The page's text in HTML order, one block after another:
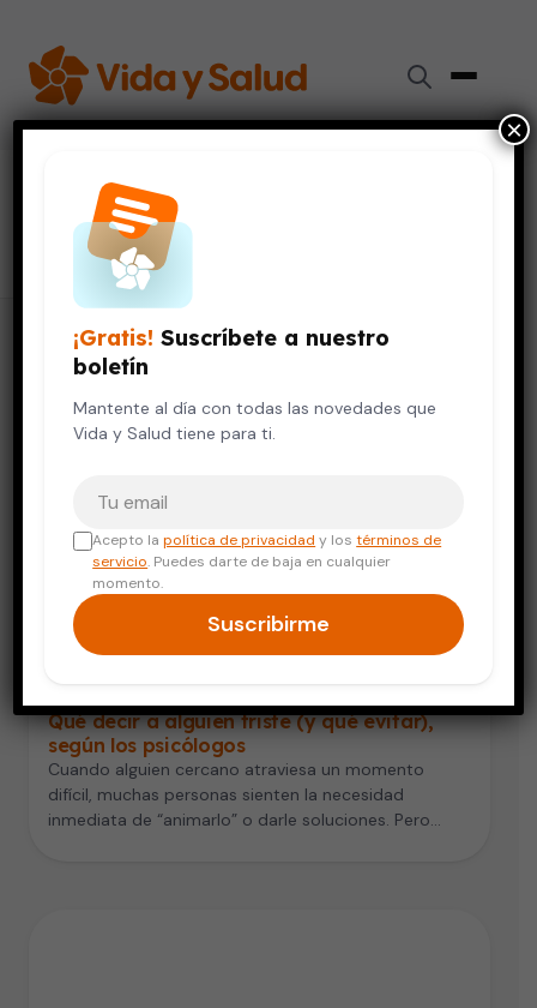
soledad
55 artículos
Qué decir a alguien triste (y qué evitar),
según los psicólogos
Cuando alguien cercano atraviesa un momento
difícil, muchas personas sienten la necesidad
inmediata de “animarlo” o darle soluciones. Pero
¡Gratis! Suscríbete a nuestro
boletín
Mantente al día con todas las novedades que
Vida y Salud tiene para ti.
Acepto lapolítica de privacidad y lostérminos de
servicio. Puedes darte de baja en cualquier
momento.
Suscribirme
×